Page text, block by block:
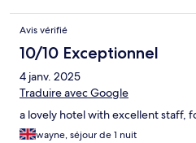
Avis vérifié
10/10 Exceptionnel
4 janv. 2025
Traduire avec Google
a lovely hotel with excellent staff,
wayne, séjour de 1 nuit